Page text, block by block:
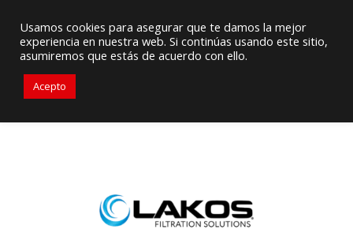
+56976 264279 ventas@primelines-hvac.cl
Usamos cookies para asegurar que te damos la mejor
experiencia en nuestra web. Si continúas usando este sitio,
asumiremos que estás de acuerdo con ello.
Acepto